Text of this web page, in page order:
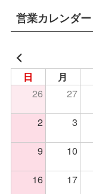
営業カレンダー
日 月
26 27
2
3
9
10
16
17